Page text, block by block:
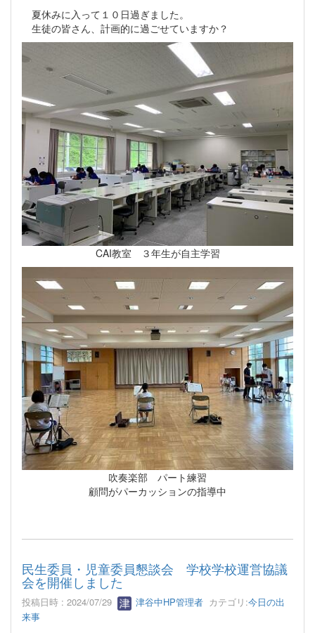
夏休みに入って１０日過ぎました。
生徒の皆さん、計画的に過ごせていますか？
CAI教室 ３年生が自主学習
吹奏楽部 パート練習
顧問がパーカッションの指導中
民生委員・児童委員懇談会 学校学校運営協議
会を開催しました
投稿日時 : 2024/07/29 津谷中HP管理者 カテゴリ:今日の出
来事